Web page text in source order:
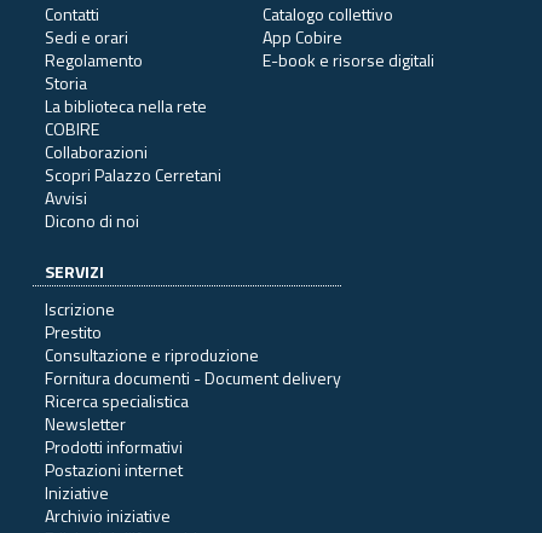
Contatti
Sedi e orari
Regolamento
Storia
La biblioteca nella rete
COBIRE
Collaborazioni
Scopri Palazzo Cerretani
Avvisi
Dicono di noi
Catalogo collettivo
App Cobire
E-book e risorse digitali
SERVIZI
Iscrizione
Prestito
Consultazione e riproduzione
Fornitura documenti - Document delivery
Ricerca specialistica
Newsletter
Prodotti informativi
Postazioni internet
Iniziative
Archivio iniziative